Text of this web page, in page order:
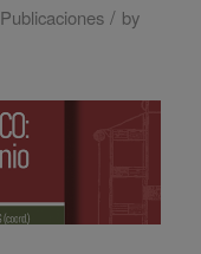
Publicaciones / by